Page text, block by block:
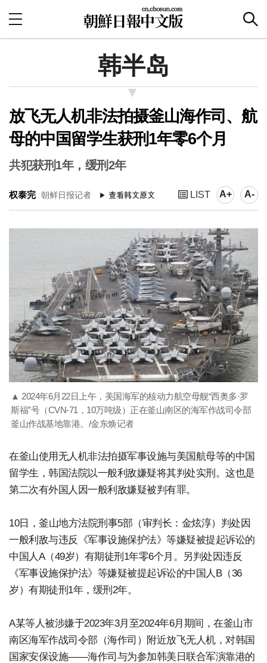
韩半岛
放飞无人机非法拍摄釜山海作司、航
母的中国留学生获刑1年零6个月
共犯获刑1年，缓刑2年
权泰完 朝鲜日报记者 LIST A+ A-
▲ 2024年6月22日上午，美国海军的核动力航空母舰“西奥多·罗
斯福”号（CVN-71，10万吨级）正在釜山南区的海军作战司令部
釜山作战基地靠港。/金东焕记者
在釜山使用无人机非法拍摄军事设施与美国航母等的中国
留学生，韩国法院以一般利敌嫌疑将其判处实刑。这也是
第二次有外国人因一般利敌嫌疑被判有罪。
10日，釜山地方法院刑事5部（审判长：金炫淳）判处因
一般利敌与违反《军事设施保护法》等嫌疑被提起诉讼的
中国人A（49岁）有期徒刑1年零6个月。另判处因违反
《军事设施保护法》等嫌疑被提起诉讼的中国人B（36
岁）有期徒刑1年，缓刑2年。
A某等人被涉嫌于2023年3月至2024年6月期间，在釜山市
南区海军作战司令部（海作司）附近放飞无人机，对韩国
国家安保设施——海作司与为参加韩美日联合军演靠港的